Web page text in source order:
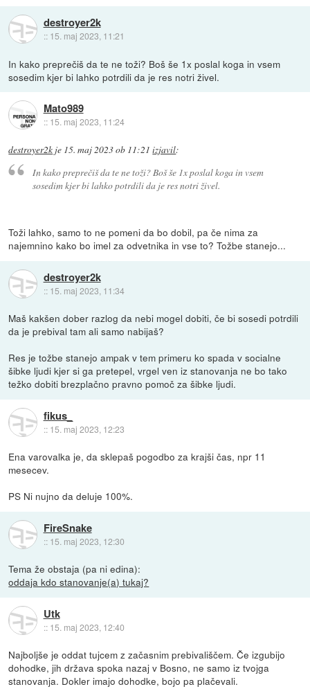
destroyer2k
:: 15. maj 2023, 11:21
In kako preprečiš da te ne toži? Boš še 1x poslal koga in vsem
sosedim kjer bi lahko potrdili da je res notri živel.
Mato989
:: 15. maj 2023, 11:24
destroyer2k je 15. maj 2023 ob 11:21 izjavil:
In kako preprečiš da te ne toži? Boš še 1x poslal koga in vsem
sosedim kjer bi lahko potrdili da je res notri živel.
Toži lahko, samo to ne pomeni da bo dobil, pa če nima za
najemnino kako bo imel za odvetnika in vse to? Tožbe stanejo...
destroyer2k
:: 15. maj 2023, 11:34
Maš kakšen dober razlog da nebi mogel dobiti, če bi sosedi potrdili
da je prebival tam ali samo nabijaš?
Res je tožbe stanejo ampak v tem primeru ko spada v socialne
šibke ljudi kjer si ga pretepel, vrgel ven iz stanovanja ne bo tako
težko dobiti brezplačno pravno pomoč za šibke ljudi.
fikus_
:: 15. maj 2023, 12:23
Ena varovalka je, da sklepaš pogodbo za krajši čas, npr 11
mesecev.
PS Ni nujno da deluje 100%.
FireSnake
:: 15. maj 2023, 12:30
Tema že obstaja (pa ni edina):
oddaja kdo stanovanje(a) tukaj?
Utk
:: 15. maj 2023, 12:40
Najboljše je oddat tujcem z začasnim prebivališčem. Če izgubijo
dohodke, jih država spoka nazaj v Bosno, ne samo iz tvojga
stanovanja. Dokler imajo dohodke, bojo pa plačevali.